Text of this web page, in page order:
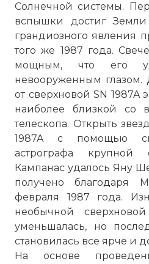
Солнечной системы.
вспышки достиг
грандиозного явления
того же 1987 года.
мощным, что его
невооруженным
от сверхновой SN 1987A
наиболее близкой со
телескопа. Открыть
1987A с помощью
астрографа крупной
Кампанас удалось Яну
получено благодаря
февраля 1987 года.
необычной
уменьшалась, но
становилась все ярче и
На основе